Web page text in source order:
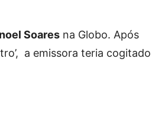
Soares na Globo. Após
a emissora teria